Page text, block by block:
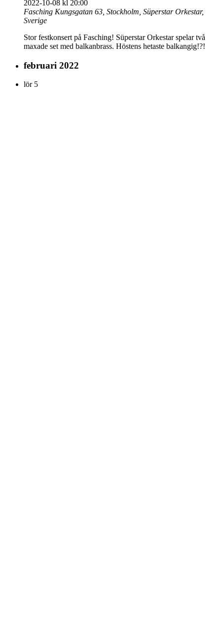
2022-10-08 kl 20:00
Fasching Kungsgatan 63, Stockholm, Süperstar Orkestar,
Sverige
Stor festkonsert på Fasching! Süperstar Orkestar spelar två
maxade set med balkanbrass. Höstens hetaste balkangig!?!
februari 2022
lör 5